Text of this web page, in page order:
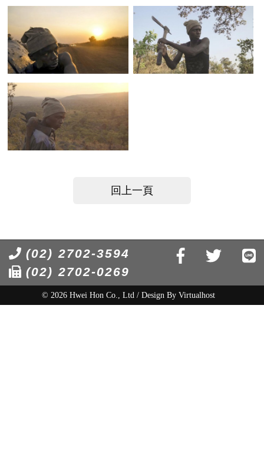
回上一頁
(02) 2702-3594
(02) 2702-0269
© 2026 Hwei Hon Co., Ltd / Design By Virtualhost